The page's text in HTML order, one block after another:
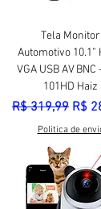
Tela Monitor
Automotivo 10.1”
VGA USB AV BNC
101HD Haiz
Preço normal
R$ 319,99 R$
Politica de